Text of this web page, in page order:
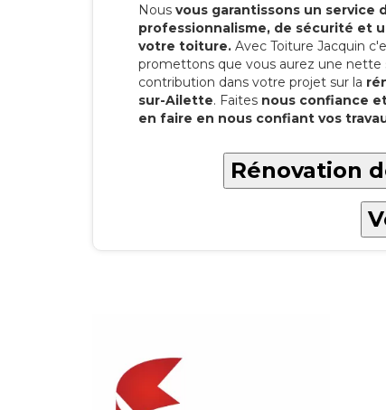
Nous vous garantissons un service
professionnalisme, de sécurité et
votre toiture. Avec Toiture Jacquin
promettons que vous aurez une nette
contribution dans votre projet sur la
sur-Ailette. Faites nous confiance
en faire en nous confiant vos
Rénovation